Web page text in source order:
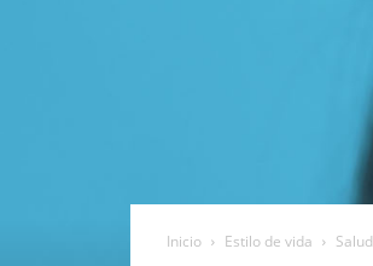
Inicio Estilo de vida Salud